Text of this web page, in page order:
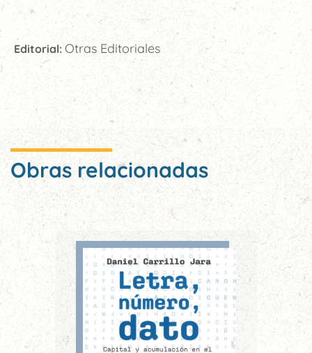
Editorial: Otras Editoriales
Obras relacionadas